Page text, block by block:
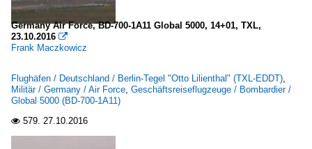
Germany Air Force, BD-700-1A11 Global 5000, 14+01, TXL,
23.10.2016 
Frank Maczkowicz
Flughäfen / Deutschland / Berlin-Tegel "Otto Lilienthal" (TXL-EDDT),
Militär / Germany / Air Force, Geschäftsreiseflugzeuge / Bombardier /
Global 5000 (BD-700-1A11)
 579. 27.10.2016